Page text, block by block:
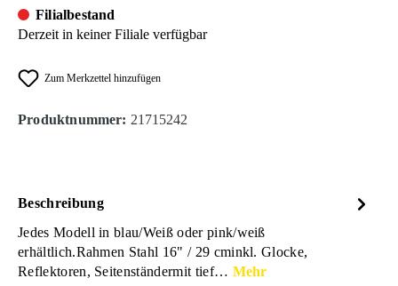
Filialbestand
Derzeit in keiner Filiale verfügbar
Zum Merkzettel hinzufügen
Produktnummer: 21715242
Beschreibung
Jedes Modell in blau/Weiß oder pink/weiß
erhältlich.Rahmen Stahl 16" / 29 cminkl. Glocke,
Reflektoren, Seitenständermit tief… Mehr